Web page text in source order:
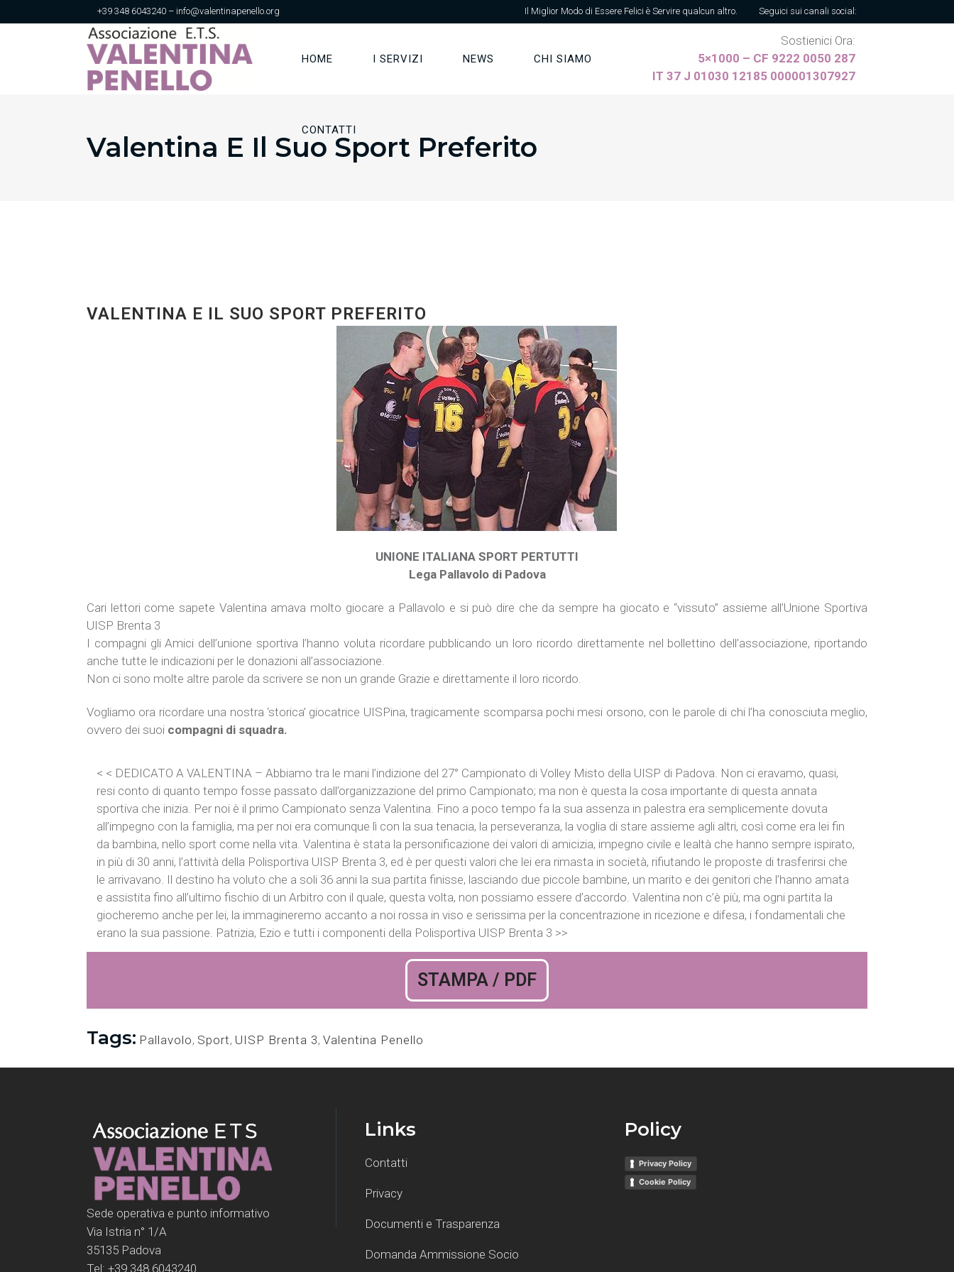
+39 348 6043240 – info@valentinapenello.org Il Miglior Modo di Essere Felici è Servire qualcun altro. Seguici sui canali social:
Sostienici Ora:
5×1000 – CF 9222 0050 287
IT 37 J 01030 12185 000001307927
HOME I SERVIZI NEWS CHI SIAMO
CONTATTI
Valentina E Il Suo Sport Preferito
VALENTINA E IL SUO SPORT PREFERITO
UNIONE ITALIANA SPORT PERTUTTI
Lega Pallavolo di Padova
Cari lettori come sapete Valentina amava molto giocare a Pallavolo e si può dire che da sempre ha giocato e “vissuto” assieme all’Unione Sportiva
UISP Brenta 3
I compagni gli Amici dell’unione sportiva l’hanno voluta ricordare pubblicando un loro ricordo direttamente nel bollettino dell’associazione, riportando
anche tutte le indicazioni per le donazioni all’associazione.
Non ci sono molte altre parole da scrivere se non un grande Grazie e direttamente il loro ricordo.
Vogliamo ora ricordare una nostra ‘storica’ giocatrice UISPina, tragicamente scomparsa pochi mesi orsono, con le parole di chi l’ha conosciuta meglio,
ovvero dei suoi compagni di squadra.
< < DEDICATO A VALENTINA – Abbiamo tra le mani l’indizione del 27° Campionato di Volley Misto della UISP di Padova. Non ci eravamo, quasi,
resi conto di quanto tempo fosse passato dall’organizzazione del primo Campionato; ma non è questa la cosa importante di questa annata
sportiva che inizia. Per noi è il primo Campionato senza Valentina. Fino a poco tempo fa la sua assenza in palestra era semplicemente dovuta
all’impegno con la famiglia, ma per noi era comunque lì con la sua tenacia, la perseveranza, la voglia di stare assieme agli altri, così come era lei fin
da bambina, nello sport come nella vita. Valentina è stata la personificazione dei valori di amicizia, impegno civile e lealtà che hanno sempre ispirato,
in più di 30 anni, l’attività della Polisportiva UISP Brenta 3, ed è per questi valori che lei era rimasta in società, rifiutando le proposte di trasferirsi che
le arrivavano. Il destino ha voluto che a soli 36 anni la sua partita finisse, lasciando due piccole bambine, un marito e dei genitori che l’hanno amata
e assistita fino all’ultimo fischio di un Arbitro con il quale, questa volta, non possiamo essere d’accordo. Valentina non c’è più, ma ogni partita la
giocheremo anche per lei, la immagineremo accanto a noi rossa in viso e serissima per la concentrazione in ricezione e difesa, i fondamentali che
erano la sua passione. Patrizia, Ezio e tutti i componenti della Polisportiva UISP Brenta 3 >>
STAMPA / PDF
Tags: Pallavolo, Sport, UISP Brenta 3, Valentina Penello
Sede operativa e punto informativo
Via Istria n° 1/A
35135 Padova
Tel: +39 348 6043240
Links
Contatti
Privacy
Documenti e Trasparenza
Domanda Ammissione Socio
Policy
Privacy Policy
Cookie Policy